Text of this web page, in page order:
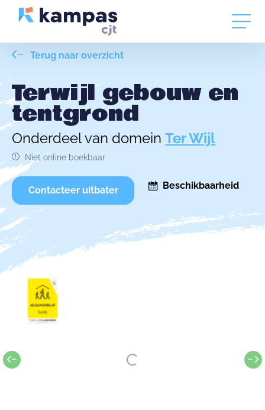
Terug naar overzicht
Terwijl gebouw en
tentgrond
Onderdeel van domein Ter Wijl
Niet online boekbaar
Contacteer uitbater Beschikbaarheid